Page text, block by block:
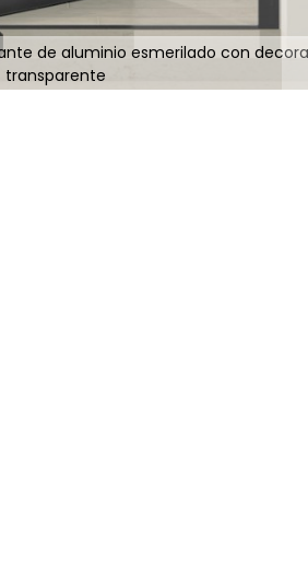
de aluminio esmerilado con
transparente